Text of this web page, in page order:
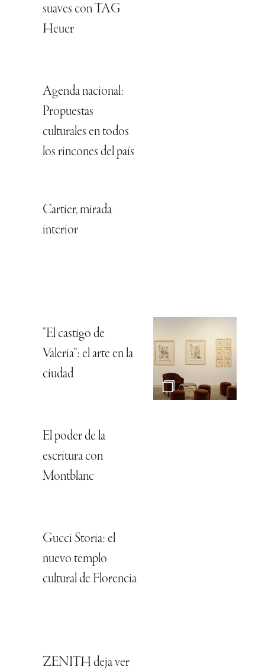
suaves con TAG
Heuer
Agenda nacional:
Propuestas
culturales en todos
los rincones del país
Cartier, mirada
interior
“El castigo de
Valeria”: el arte en la
ciudad
El poder de la
escritura con
Montblanc
Gucci Storia: el
nuevo templo
cultural de Florencia
ZENITH deja ver